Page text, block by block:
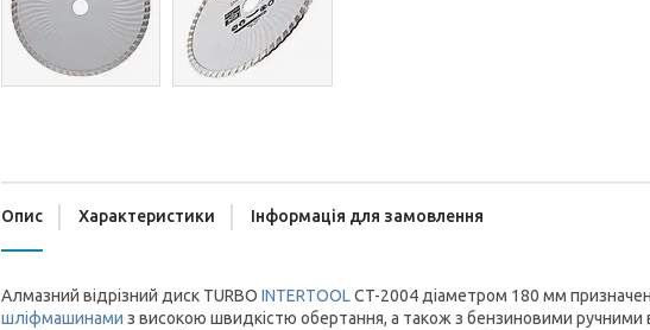
Опис Характеристики Інформація для замовлення
Алмазний відрізний диск TURBO INTERTOOLCT-2004 діаметром 180 мм
шліфмашинами з високою швидкістю обертання, а також з бензиновими